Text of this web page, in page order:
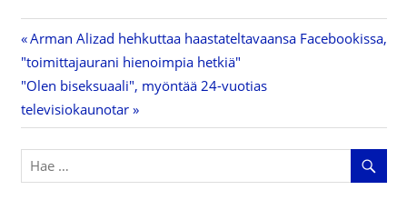
Artikkelien
selaus
Previous
Post:
Arman Alizad hehkuttaa haastateltavaansa Facebookissa,
"toimittajaurani hienoimpia hetkiä"
Next
Post:
"Olen biseksuaali", myöntää 24-vuotias
televisiokaunotar